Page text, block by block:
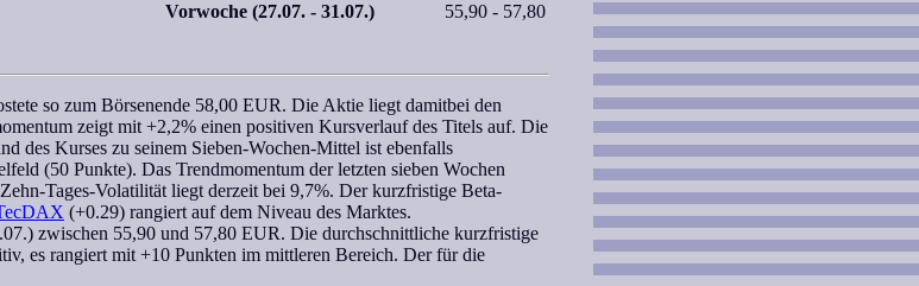
Vorwoche (27.07. - 31.07.) 55,90 - 57,80
so zum Börsenende 58,00 EUR. Die Aktie liegt damitbei den
zeigt mit +2,2% einen positiven Kursverlauf des Titels auf. Die
des Kurses zu seinem Sieben-Wochen-Mittel ist ebenfalls
(50 Punkte). Das Trendmomentum der letzten sieben Wochen
Tages-Volatilität liegt derzeit bei 9,7%. Der kurzfristige Beta-
(+0.29) rangiert auf dem Niveau des Marktes.
zwischen 55,90 und 57,80 EUR. Die durchschnittliche kurzfristige
es rangiert mit +10 Punkten im mittleren Bereich. Der für die